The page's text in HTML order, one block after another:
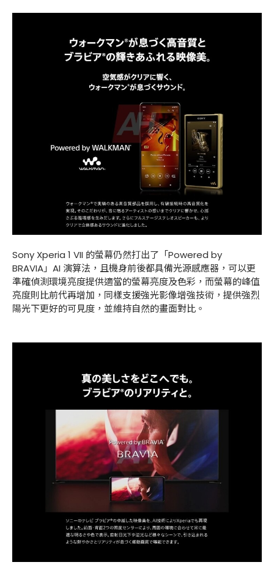
Sony Xperia 1 VII 的螢幕仍然打出了「Powered by
BRAVIA」AI 演算法，且機身前後都具備光源感應器，可以更
準確偵測環境亮度提供適當的螢幕亮度及色彩，而螢幕的峰值
亮度則比前代再增加，同樣支援強光影像增強技術，提供強烈
陽光下更好的可見度，並維持自然的畫面對比。